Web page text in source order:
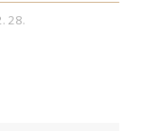
28.